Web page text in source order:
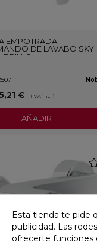
EMPOTRADA
DE LAVABO SKY
BRILLO
€ (IVA incl.)
AÑADIR
Esta tienda te pide
publicidad. Las
ofrecerte funciones